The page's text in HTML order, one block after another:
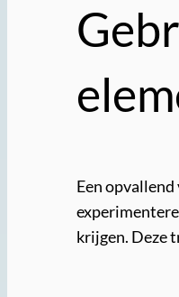
Een
krijgen. Deze